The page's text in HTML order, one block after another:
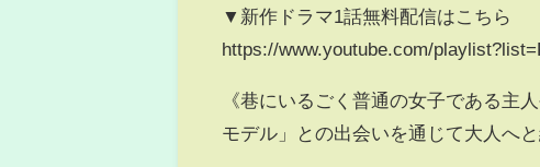
▼新作ドラマ1話無料配信はこちら
https://www.youtube.com/
《巷にいるごく普通の女子である主
モデル」との出会いを通じて大人へ